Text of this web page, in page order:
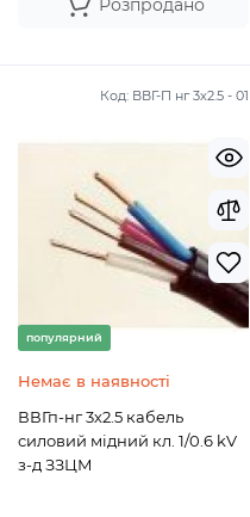
Розпродано
Код: ВВГ-П нг 3х2.5 - 01
популярний
Немає в наявності
ВВГп-нг 3х2.5 кабель
силовий мідний кл. 1/0.6 kV
з-д ЗЗЦМ